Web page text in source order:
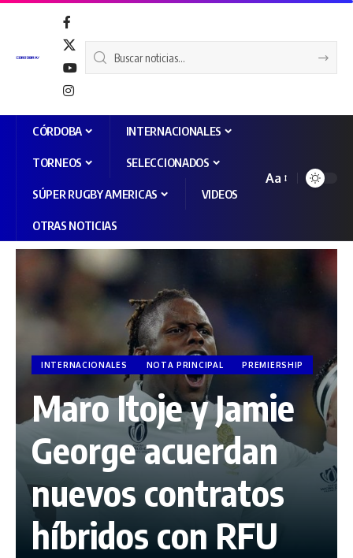
CÓRDOBA INTERNACIONALES
TORNEOS SELECCIONADOS
SÚPER RUGBY AMERICAS VIDEOS
OTRAS NOTICIAS
Aa
INTERNACIONALES NOTA PRINCIPAL PREMIERSHIP
Maro Itoje y Jamie
George acuerdan
nuevos contratos
híbridos con RFU